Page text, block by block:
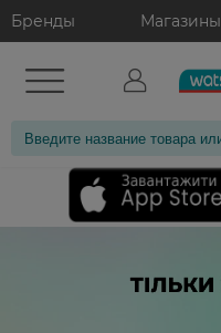
Бренды Магазины